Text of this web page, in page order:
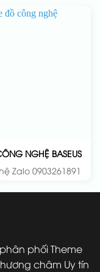
NGHỆ BASEUS
Zalo 0903261891
phối Theme
châm Uy tín